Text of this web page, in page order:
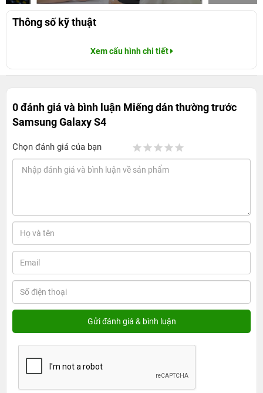
Thông số kỹ thuật
Xem cấu hình chi tiết
0 đánh giá và bình luận Miếng dán thường trước
Samsung Galaxy S4
Chọn đánh giá của bạn